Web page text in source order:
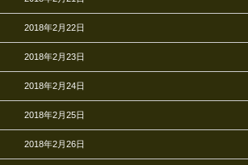
2018年2月22日
2018年2月23日
2018年2月24日
2018年2月25日
2018年2月26日